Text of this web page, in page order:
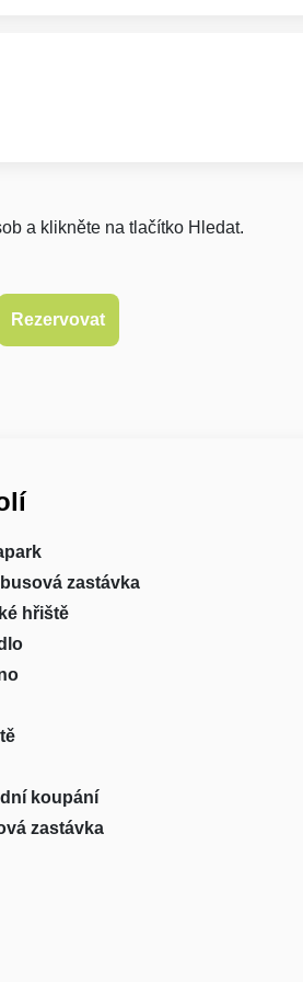
a klikněte na tlačítko Hledat.
zastávka
hřiště
koupání
zastávka